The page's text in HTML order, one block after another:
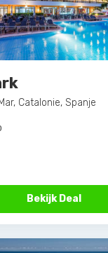
Catalonie, Spanje
Bekijk Deal